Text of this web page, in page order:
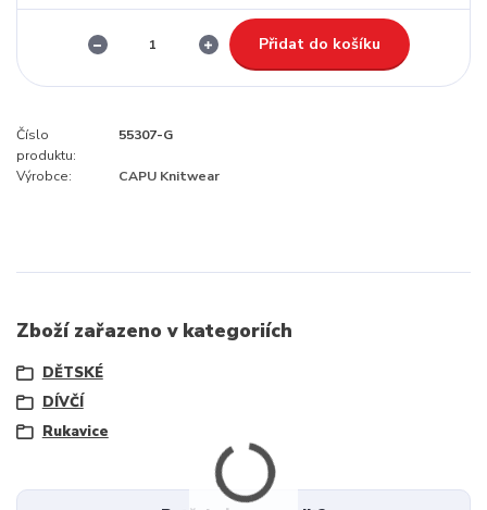
Přidat do košíku
Číslo
produktu:
55307-G
Výrobce: CAPU Knitwear
Zboží zařazeno v kategoriích
DĚTSKÉ
DÍVČÍ
Rukavice